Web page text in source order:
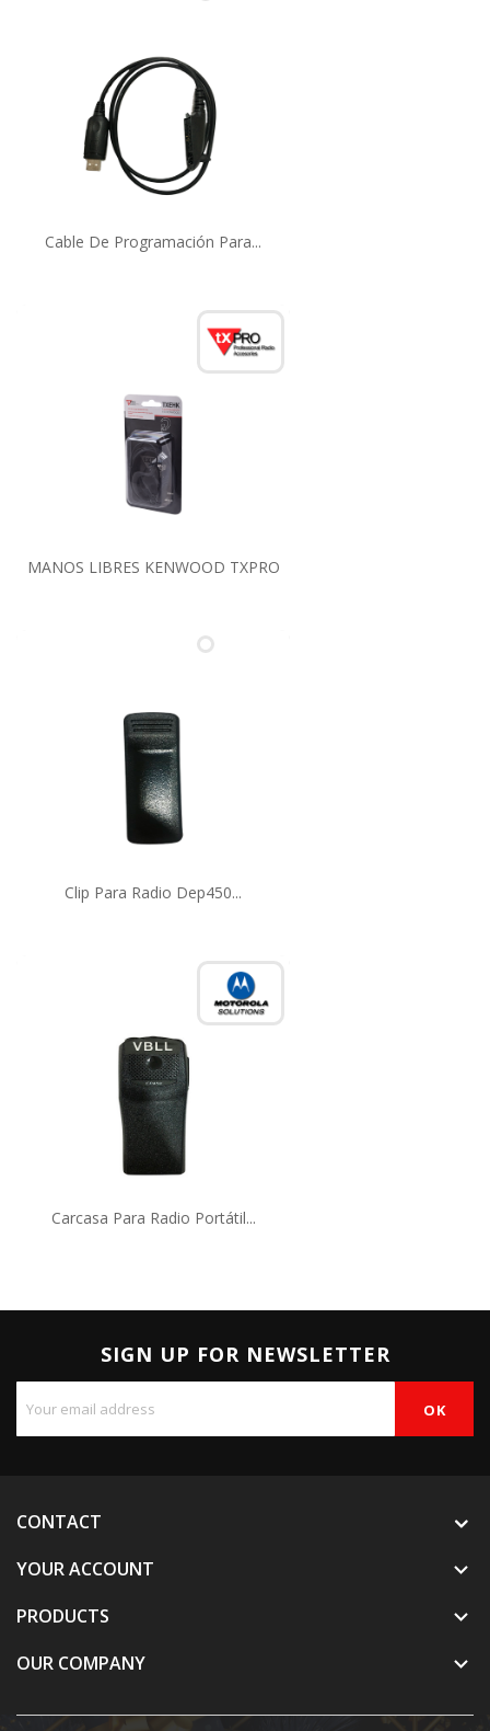
Cable De Programación Para...
MANOS LIBRES KENWOOD TXPRO
Clip Para Radio Dep450...
Carcasa Para Radio Portátil...
SIGN UP FOR NEWSLETTER
CONTACT
YOUR ACCOUNT

PRODUCTS 
OUR COMPANY 